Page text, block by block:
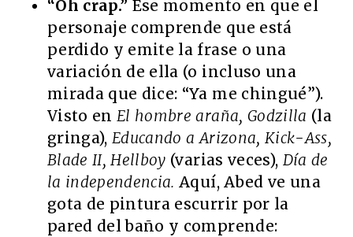
“Oh crap.” Ese momento en que el
personaje comprende que está
perdido y emite la frase o una
variación de ella (o incluso una
mirada que dice: “Ya me chingué”).
Visto en El hombre araña, Godzilla (la
gringa), Educando a Arizona, Kick-Ass,
Blade II, Hellboy (varias veces), Día de
la independencia. Aquí, Abed ve una
gota de pintura escurrir por la
pared del baño y comprende: